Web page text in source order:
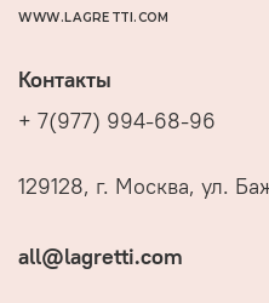
WWW.LAGRETTI.COM
Контакты
+ 7(977) 994-68-96
129128, г. Москва, ул.
all@lagretti.com